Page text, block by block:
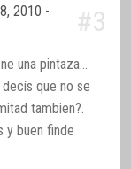
2010 -
#3
una pintaza…
que no se
tambien?.
y buen finde